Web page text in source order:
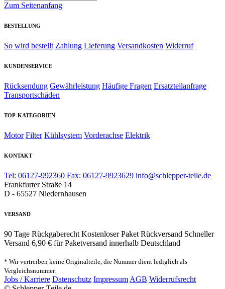
Zum Seitenanfang
BESTELLUNG
So wird bestellt Zahlung Lieferung Versandkosten Widerruf
KUNDENSERVICE
Rücksendung Gewährleistung Häufige Fragen Ersatzteilanfrage
Transportschäden
TOP-KATEGORIEN
Motor Filter Kühlsystem Vorderachse Elektrik
KONTAKT
Tel: 06127-992360 Fax: 06127-9923629 info@schlepper-teile.de
Frankfurter Straße 14
D - 65527 Niedernhausen
VERSAND
90 Tage Rückgaberecht Kostenloser Paket Rückversand Schneller
Versand 6,90 € für Paketversand innerhalb Deutschland
* Wir vertreiben keine Originalteile, die Nummer dient lediglich als
Vergleichsnummer.
Jobs / Karriere Datenschutz Impressum AGB Widerrufsrecht